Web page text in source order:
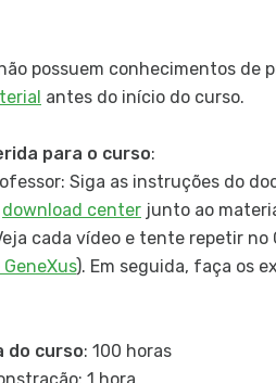
possuem conhecimentos de
antes do início do curso.
para o curso:
Siga as instruções do
download center junto ao
cada vídeo e tente repetir no
). Em seguida, faça os
do curso: 100 horas